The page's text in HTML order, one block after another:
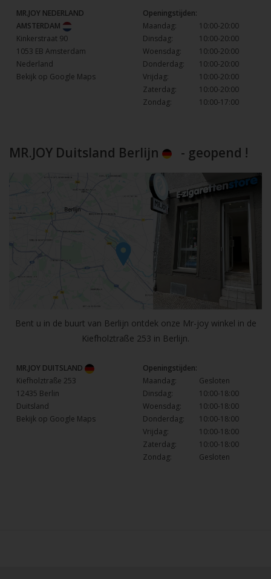
MR.JOY NEDERLAND
AMSTERDAM
Kinkerstraat 90
1053 EB Amsterdam
Nederland
Bekijk op Google Maps
Openingstijden:
Maandag:
10:00-20:00
Dinsdag:
10:00-20:00
Woensdag:
10:00-20:00
Donderdag:
10:00-20:00
Vrijdag:
10:00-20:00
Zaterdag:
10:00-20:00
Zondag:
10:00-17:00
MR.JOY Duitsland Berlijn - geopend !
Bent u in de buurt van Berlijn ontdek onze Mr-joy winkel in de
Kiefholztraße 253 in Berlijn.
MR.JOY DUITSLAND
Kiefholztraße 253
12435 Berlin
Duitsland
Bekijk op Google Maps
Openingstijden:
Maandag:
Gesloten
Dinsdag:
10:00-18:00
Woensdag:
10:00-18:00
Donderdag:
10:00-18:00
Vrijdag:
10:00-18:00
Zaterdag:
10:00-18:00
Zondag:
Gesloten